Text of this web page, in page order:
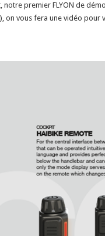
notre premier FLYON de
on vous fera une vidéo pour